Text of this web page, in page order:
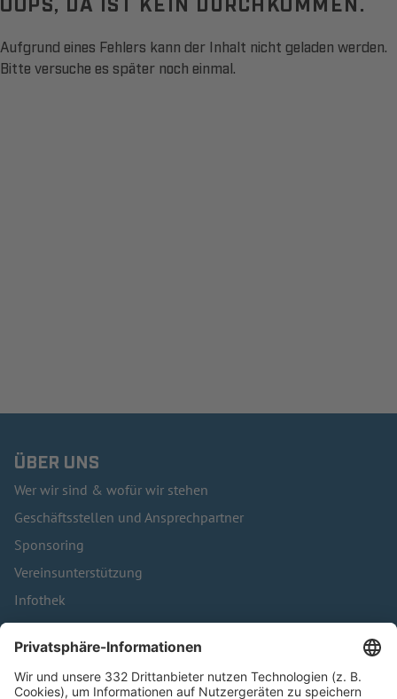
Aufgrund eines Fehlers kann der Inhalt nicht geladen werden.
Bitte versuche es später noch einmal.
ÜBER UNS
Wer wir sind & wofür wir stehen
Geschäftsstellen und Ansprechpartner
Sponsoring
Vereinsunterstützung
Infothek
Kontakt
HÄUFIG BESUCHTE SEITEN